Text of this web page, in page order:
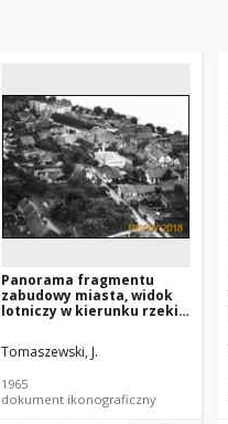
Panorama fragmentu
zabudowy miasta, widok
lotniczy w kierunku rzeki
Tomaszewski, J.
1965
dokument ikonograficzny